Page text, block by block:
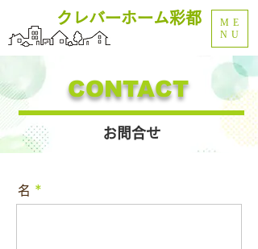
ME
NU
クレバーホーム彩都
CONTACT
お問合せ
名